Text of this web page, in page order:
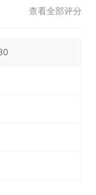
查看全部评分